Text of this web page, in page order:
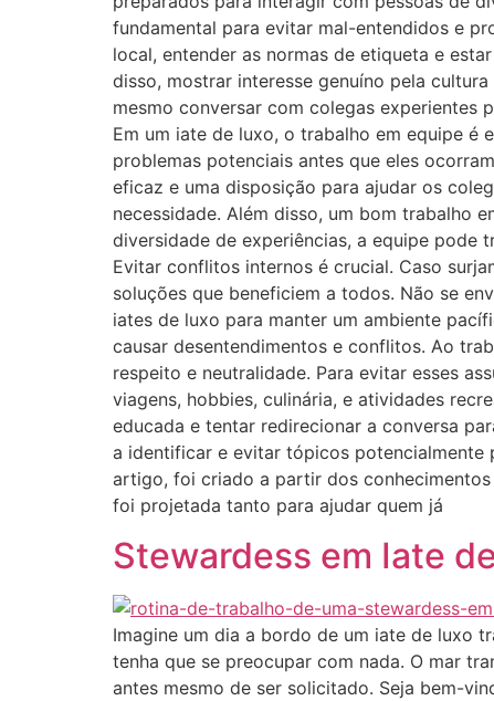
fundamental para evitar mal-entendidos e
local, entender as normas de etiqueta e
disso, mostrar interesse genuíno pela
mesmo conversar com colegas experientes
Em um iate de luxo, o trabalho em equipe é
problemas potenciais antes que eles
eficaz e uma disposição para ajudar os
necessidade. Além disso, um bom trabalho
diversidade de experiências, a equipe pode
Evitar conflitos internos é crucial. Caso
soluções que beneficiem a todos. Não se
iates de luxo para manter um ambiente
causar desentendimentos e conflitos. Ao
respeito e neutralidade. Para evitar esses
viagens, hobbies, culinária, e atividades
educada e tentar redirecionar a conversa
a identificar e evitar tópicos potencialmente
artigo, foi criado a partir dos
foi projetada tanto para ajudar quem já
Stewardess em Iate
Imagine um dia a bordo de um iate de luxo
tenha que se preocupar com nada. O mar
antes mesmo de ser solicitado. Seja bem-